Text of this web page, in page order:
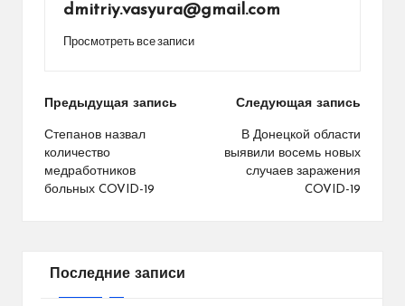
dmitriy.vasyura@gmail.com
Просмотреть все записи
Навигация
по
записям
Предыдущая запись
Степанов назвал
количество
медработников
больных COVID-19
Следующая запись
В Донецкой области
выявили восемь новых
случаев заражения
COVID-19
Последние записи